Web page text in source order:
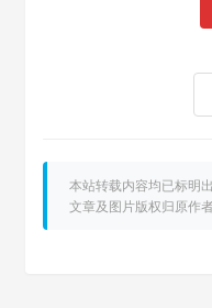
本站转载内容均已标明
文章及图片版权归原作